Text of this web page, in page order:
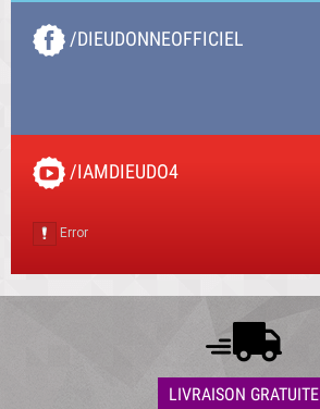
/DIEUDONNEOFFICIEL
/IAMDIEUDO4
LIVRAISON GRATUITE